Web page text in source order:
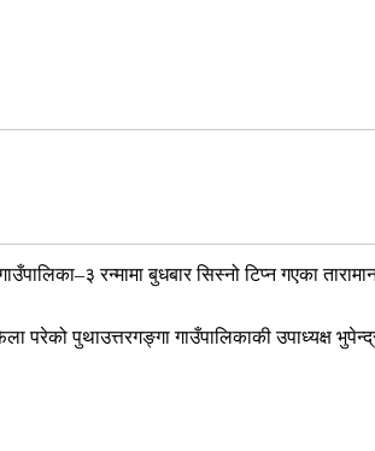
रन्मामा बुधबार सिस्नो टिप्न गएका तारामान
परेको पुथाउत्तरगङ्गा गाउँपालिकाकी उपाध्यक्ष